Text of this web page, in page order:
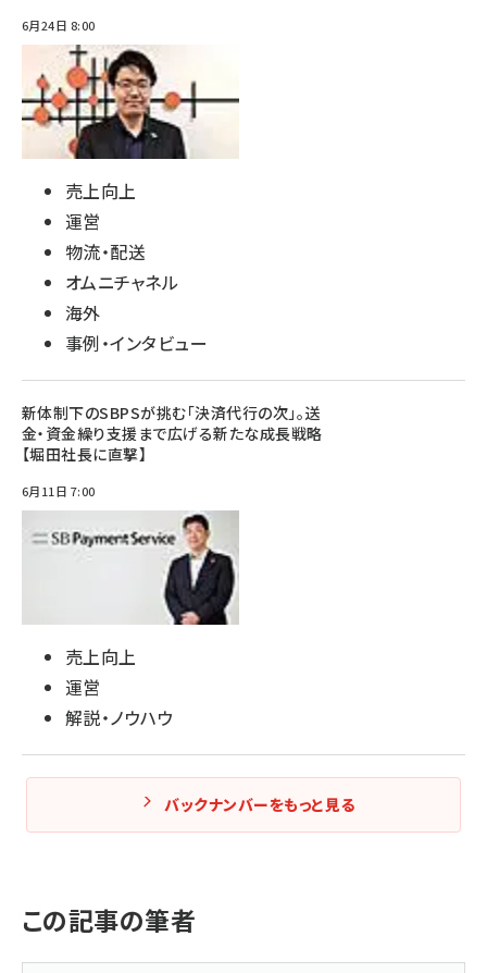
6月24日 8:00
売上向上
運営
物流・配送
オムニチャネル
海外
事例・インタビュー
新体制下のSBPSが挑む「決済代行の次」。送
金・資金繰り支援まで広げる新たな成長戦略
【堀田社長に直撃】
6月11日 7:00
売上向上
運営
解説・ノウハウ
バックナンバーをもっと見る
この記事の筆者